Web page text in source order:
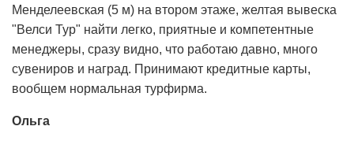
Менделеевская (5 м) на втором этаже, желтая вывеска
"Велси Тур" найти легко, приятные и компетентные
менеджеры, сразу видно, что работаю давно, много
сувениров и наград. Принимают кредитные карты,
вообщем нормальная турфирма.
Ольга